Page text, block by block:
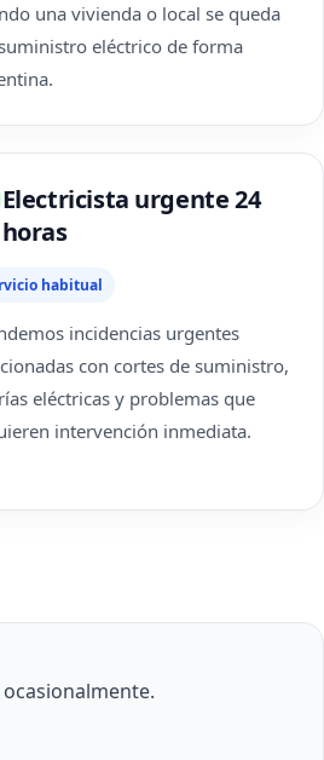
una vivienda o local se queda
eléctrico de forma
Electricista urgente 24
horas
habitual
incidencias urgentes
con cortes de suministro,
eléctricas y problemas que
intervención inmediata.